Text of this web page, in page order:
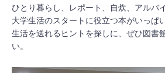
ひとり暮らし、レポート、自炊、アルバ
大学生活のスタートに役立つ本がいっぱ
生活を送れるヒントを探しに、ぜひ図書
い。